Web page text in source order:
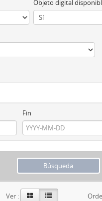
Objeto digital
Fin
Ver :